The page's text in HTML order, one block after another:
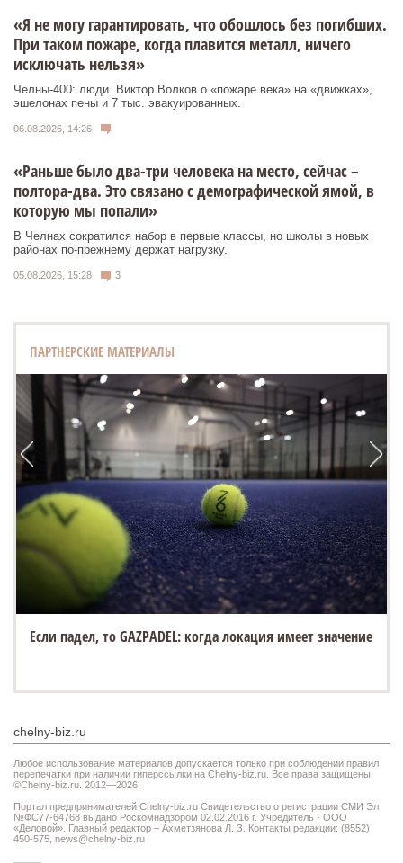
«Я не могу гарантировать, что обошлось без погибших.
При таком пожаре, когда плавится металл, ничего
исключать нельзя»
Челны-400: люди. Виктор Волков о «пожаре века» на «движках»,
эшелонах пены и 7 тыс. эвакуированных.
06.08.2026, 14:26
«Раньше было два-три человека на место, сейчас –
полтора-два. Это связано с демографической ямой, в
которую мы попали»
В Челнах сократился набор в первые классы, но школы в новых
районах по-прежнему держат нагрузку.
05.08.2026, 15:28 3
ПАРТНЕРСКИЕ МАТЕРИАЛЫ
Если падел, то GAZPADEL: когда локация имеет значение
chelny-biz.ru
Любое использование материалов допускается только при соблюдении правил
перепечатки при наличии гиперссылки на Chelny-biz.ru. Все права защищены
©Chelny-biz.ru. 2012—2026.
Портал предпринимателей Chelny-biz.ru Свидетельство о регистрации СМИ Эл
№ФС77-64768 выдано Роскомнадзором 02.02.2016 г. Учредитель - ООО
«Деловой». Главный редактор – Ахметзянова Л. З. Контакты редакции: (8552)
450-575, news@chelny-biz.ru